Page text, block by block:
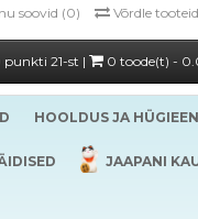
soovid (0) Võrdle tooteid
21-st | 0 toode(t) -
HOOLDUS JA HÜGIEEN
JAAPANI